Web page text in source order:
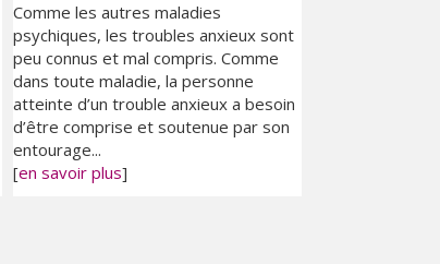
Comme les autres maladies
psychiques, les troubles anxieux sont
peu connus et mal compris. Comme
dans toute maladie, la personne
atteinte d’un trouble anxieux a besoin
d’être comprise et soutenue par son
entourage...
[en savoir plus]